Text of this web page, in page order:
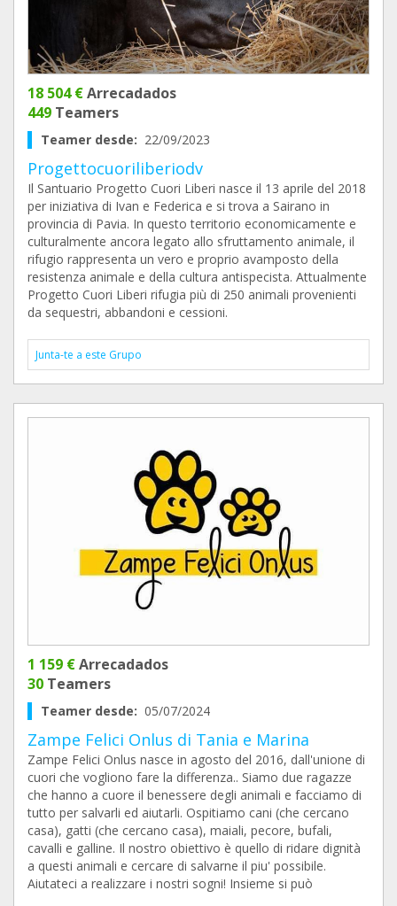
18 504 €Arrecadados
449 Teamers
Teamer desde: 22/09/2023
Progettocuoriliberiodv
Il Santuario Progetto Cuori Liberi nasce il 13 aprile del 2018
per iniziativa di Ivan e Federica e si trova a Sairano in
provincia di Pavia. In questo territorio economicamente e
culturalmente ancora legato allo sfruttamento animale, il
rifugio rappresenta un vero e proprio avamposto della
resistenza animale e della cultura antispecista. Attualmente
Progetto Cuori Liberi rifugia più di 250 animali provenienti
da sequestri, abbandoni e cessioni.
Junta-te a este Grupo
1 159 €Arrecadados
30 Teamers
Teamer desde: 05/07/2024
Zampe Felici Onlus di Tania e Marina
Zampe Felici Onlus nasce in agosto del 2016, dall'unione di
cuori che vogliono fare la differenza.. Siamo due ragazze
che hanno a cuore il benessere degli animali e facciamo di
tutto per salvarli ed aiutarli. Ospitiamo cani (che cercano
casa), gatti (che cercano casa), maiali, pecore, bufali,
cavalli e galline. Il nostro obiettivo è quello di ridare dignità
a questi animali e cercare di salvarne il piu' possibile.
Aiutateci a realizzare i nostri sogni! Insieme si può